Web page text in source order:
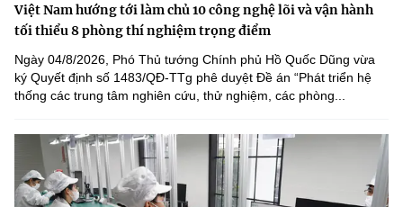
Việt Nam hướng tới làm chủ 10 công nghệ lõi và vận hành
tối thiểu 8 phòng thí nghiệm trọng điểm
Ngày 04/8/2026, Phó Thủ tướng Chính phủ Hồ Quốc Dũng vừa
ký Quyết định số 1483/QĐ-TTg phê duyệt Đề án “Phát triển hệ
thống các trung tâm nghiên cứu, thử nghiệm, các phòng...